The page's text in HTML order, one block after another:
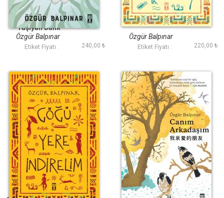
Dünyayı Sırtında
Taşıyan Balık
Özgür Balpınar
Etiket Fiyatı : 240,00 ₺
Düşler Atlası
Özgür Balpınar
Etiket Fiyatı : 220,00 ₺